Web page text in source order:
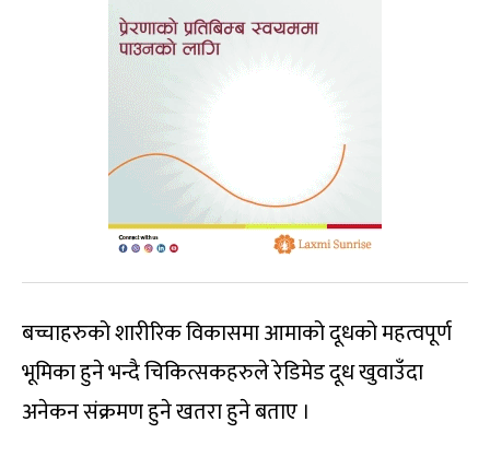
बच्चाहरुको शारीरिक विकासमा आमाको दूधको महत्वपूर्ण
भूमिका हुने भन्दै चिकित्सकहरुले रेडिमेड दूध खुवाउँदा
अनेकन संक्रमण हुने खतरा हुने बताए ।